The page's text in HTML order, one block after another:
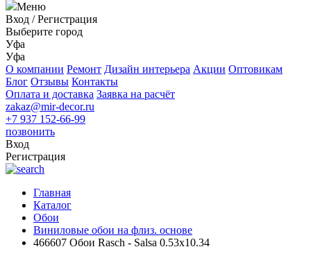
Меню
Вход /Регистрация
Выберите город
Уфа
Уфа
О компании Ремонт Дизайн интерьера Акции Оптовикам
Блог Отзывы Контакты
Оплата и доставка Заявка на расчёт
zakaz@mir-decor.ru
+7 937 152-66-99
позвонить
Вход
Регистрация
Главная
Каталог
Обои
Виниловые обои на флиз. основе
466607 Обои Rasch - Salsa 0.53x10.34